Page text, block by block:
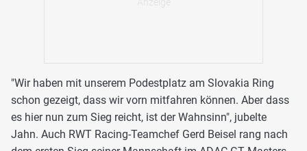
"Wir haben mit unserem Podestplatz am Slovakia Ring
schon gezeigt, dass wir vorn mitfahren können. Aber dass
es hier nun zum Sieg reicht, ist der Wahnsinn", jubelte
Jahn. Auch RWT Racing-Teamchef Gerd Beisel rang nach